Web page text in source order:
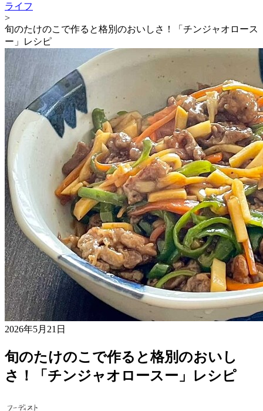
ライフ
>
旬のたけのこで作ると格別のおいしさ！「チンジャオロース
ー」レシピ
2026年5月21日
旬のたけのこで作ると格別のおいし
さ！「チンジャオロースー」レシピ